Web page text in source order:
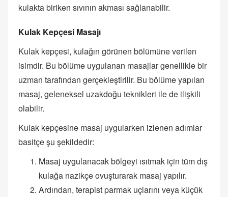
kulakta biriken sıvının akması sağlanabilir.
Kulak Kepçesi Masajı
Kulak kepçesi, kulağın görünen bölümüne verilen
isimdir. Bu bölüme uygulanan masajlar genellikle bir
uzman tarafından gerçekleştirilir. Bu bölüme yapılan
masaj, geleneksel uzakdoğu teknikleri ile de ilişkili
olabilir.
Kulak kepçesine masaj uygularken izlenen adımlar
basitçe şu şekildedir:
Masaj uygulanacak bölgeyi ısıtmak için tüm dış
kulağa nazikçe ovuşturarak masaj yapılır.
Ardından, terapist parmak uçlarını veya küçük